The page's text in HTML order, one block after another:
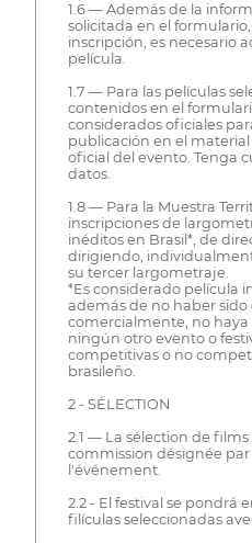
1.6 — Además de la
solicitada en el
inscripción, es necesario
película.
1.7 — Para las películas
contenidos en el
considerados oficiales
publicación en el
oficial del evento. Tenga
datos.
1.8 — Para la Muestra
inscripciones de
inéditos en Brasil*, de
dirigiendo,
su tercer largometraje.
*Es considerado película
además de no haber sido
comercialmente, no haya
ningún otro evento o
competitivas o no
brasileño.
2 - SÉLECTION
2.1 — La sélection de
commission désignée
l'événement.
2.2 - El festival se pondrá
filículas seleccionadas